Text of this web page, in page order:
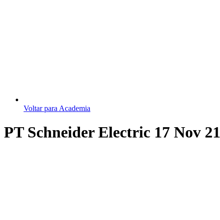
Voltar para Academia
PT Schneider Electric 17 Nov 21